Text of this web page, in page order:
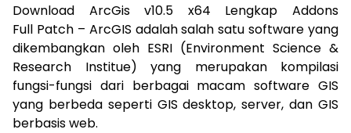
Download ArcGis v10.5 x64 Lengkap Addons
Full Patch – ArcGIS adalah salah satu software yang
dikembangkan oleh ESRI (Environment Science &
Research Institue) yang merupakan kompilasi
fungsi-fungsi dari berbagai macam software GIS
yang berbeda seperti GIS desktop, server, dan GIS
berbasis web.